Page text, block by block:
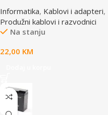
prekidač, 1,8M, osigurač,
prenaponska zaštita
Informatika, Kablovi i adapteri,
Produžni kablovi i razvodnici
Na stanju
22,00 KM